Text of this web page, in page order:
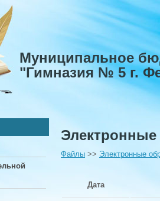
Муниципальное
"Гимназия № 5 г.
Файлы >> Электронные
Дата